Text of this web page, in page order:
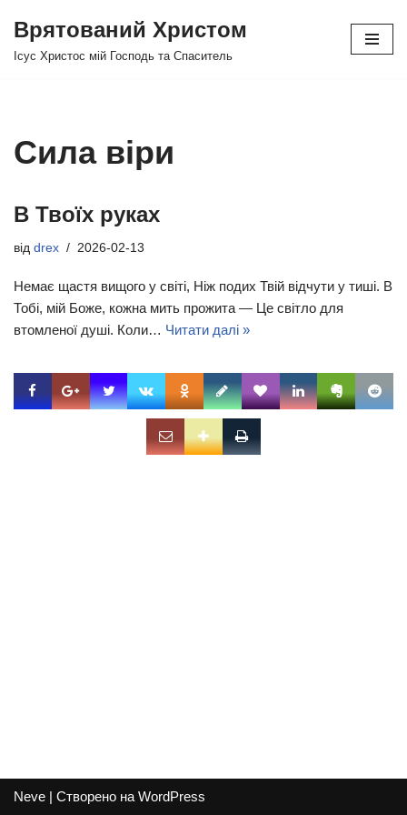
Перейти
Врятований Христом
Ісус Христос мій Господь та Спаситель
Сила віри
В Твоїх руках
від drex 2026-02-13
Немає щастя вищого у світі, Ніж подих Твій відчути у тиші. В
Тобі, мій Боже, кожна мить прожита — Це світло для
втомленої душі. Коли… Читати далі »
Neve | Створено на WordPress